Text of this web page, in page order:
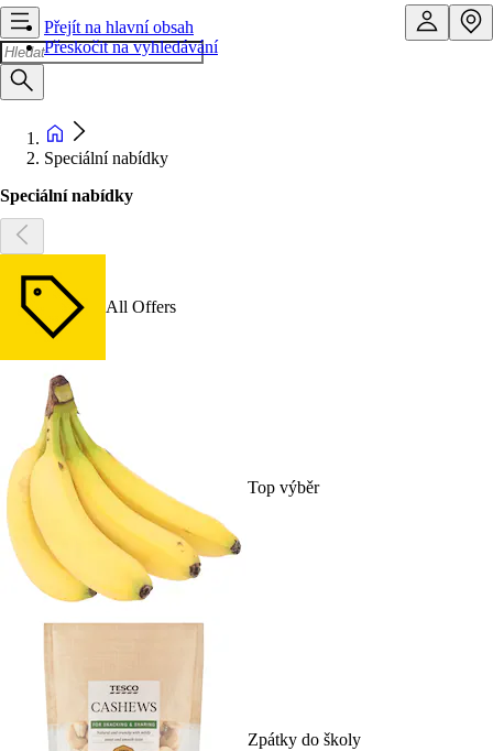
Přejít na hlavní obsah
Přeskočit na vyhledávání
Speciální nabídky
Speciální nabídky
All Offers
Top výběr
Zpátky do školy